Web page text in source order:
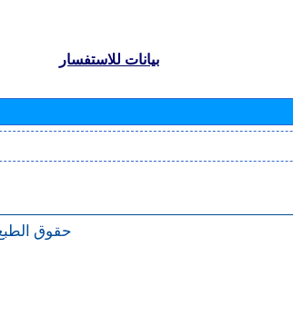
بيانات للاستفسار
حقوق